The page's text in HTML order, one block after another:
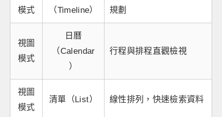
模式
（Timeline）
規劃
視圖
模式
日曆
（Calendar
）
行程與排程直觀檢視
視圖
模式
清單（List） 線性排列，快速檢索資料